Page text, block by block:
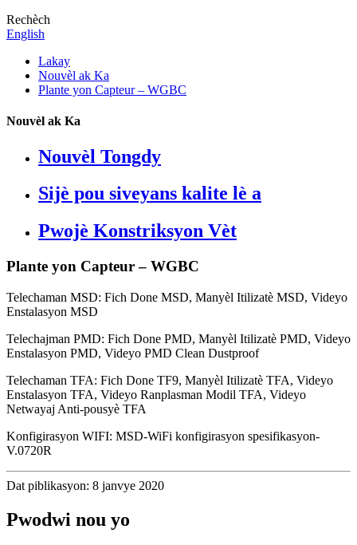
Rechèch
English
Lakay
Nouvèl ak Ka
Plante yon Capteur – WGBC
Nouvèl ak Ka
Nouvèl Tongdy
Sijè pou siveyans kalite lè a
Pwojè Konstriksyon Vèt
Plante yon Capteur – WGBC
Telechaman MSD: Fich Done MSD, Manyèl Itilizatè MSD, Videyo
Enstalasyon MSD
Telechajman PMD: Fich Done PMD, Manyèl Itilizatè PMD, Videyo
Enstalasyon PMD, Videyo PMD Clean Dustproof
Telechaman TFA: Fich Done TF9, Manyèl Itilizatè TFA, Videyo
Enstalasyon TFA, Videyo Ranplasman Modil TFA, Videyo
Netwayaj Anti-pousyè TFA
Konfigirasyon WIFI: MSD-WiFi konfigirasyon spesifikasyon-
V.0720R
Dat piblikasyon: 8 janvye 2020
Pwodwi nou yo